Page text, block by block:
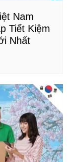
Nam
Tiết Kiệm
Nhất